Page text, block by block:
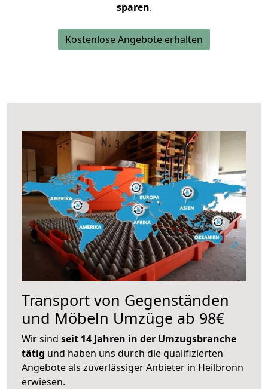
sparen.
Kostenlose Angebote erhalten
Transport von Gegenständen
und Möbeln Umzüge ab 98€
Wir sind seit 14 Jahren in der Umzugsbranche
tätig und haben uns durch die qualifizierten
Angebote als zuverlässiger Anbieter in Heilbronn
erwiesen.